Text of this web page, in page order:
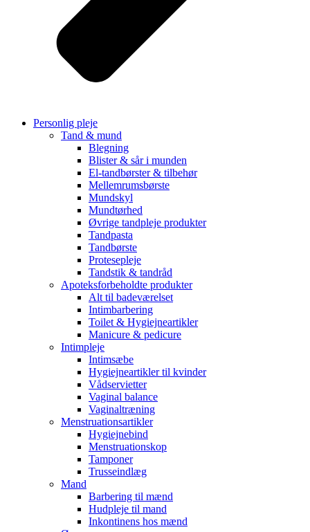
Personlig pleje
Tand & mund
Blegning
Blister & sår i munden
El-tandbørster & tilbehør
Mellemrumsbørste
Mundskyl
Mundtørhed
Øvrige tandpleje produkter
Tandpasta
Tandbørste
Protesepleje
Tandstik & tandråd
Apoteksforbeholdte produkter
Alt til badeværelset
Intimbarbering
Toilet & Hygiejneartikler
Manicure & pedicure
Intimpleje
Intimsæbe
Hygiejneartikler til kvinder
Vådservietter
Vaginal balance
Vaginaltræning
Menstruationsartikler
Hygiejnebind
Menstruationskop
Tamponer
Trusseindlæg
Mand
Barbering til mænd
Hudpleje til mand
Inkontinens hos mænd